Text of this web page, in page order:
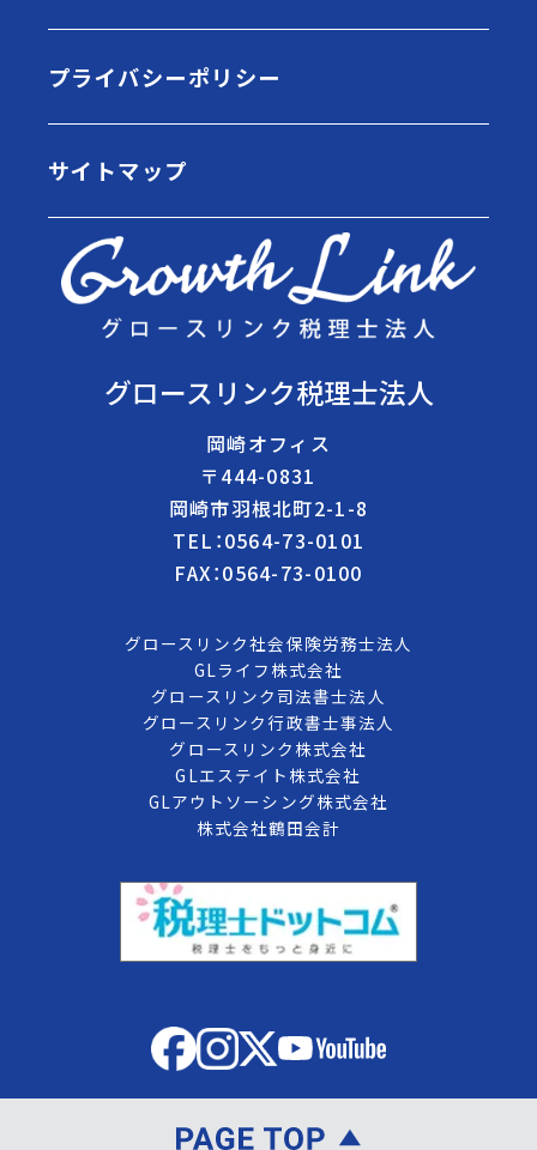
グロースリンク税理士法人
岡崎オフィス
〒444-0831
岡崎市羽根北町2-1-8
TEL：0564-73-0101
FAX：0564-73-0100
グロースリンク社会保険労務士法人
GLライフ株式会社
グロースリンク司法書士法人
グロースリンク行政書士事法人
グロースリンク株式会社
GLエステイト株式会社
GLアウトソーシング株式会社
株式会社鶴田会計
プライバシーポリシー
サイトマップ